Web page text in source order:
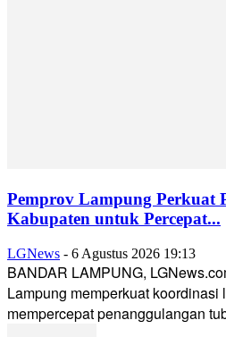
Pemprov Lampung Perkuat
Kabupaten untuk Percepat...
LGNews - 6 Agustus 2026 19:13
BANDAR LAMPUNG,
Lampung memperkuat koordinasi
mempercepat penanggulangan